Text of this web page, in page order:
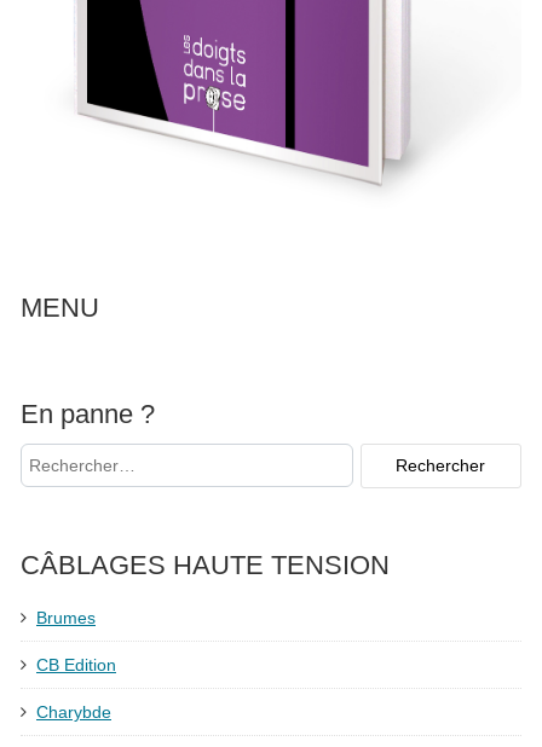
MENU
En panne ?
CÂBLAGES HAUTE TENSION
Brumes
CB Edition
Charybde